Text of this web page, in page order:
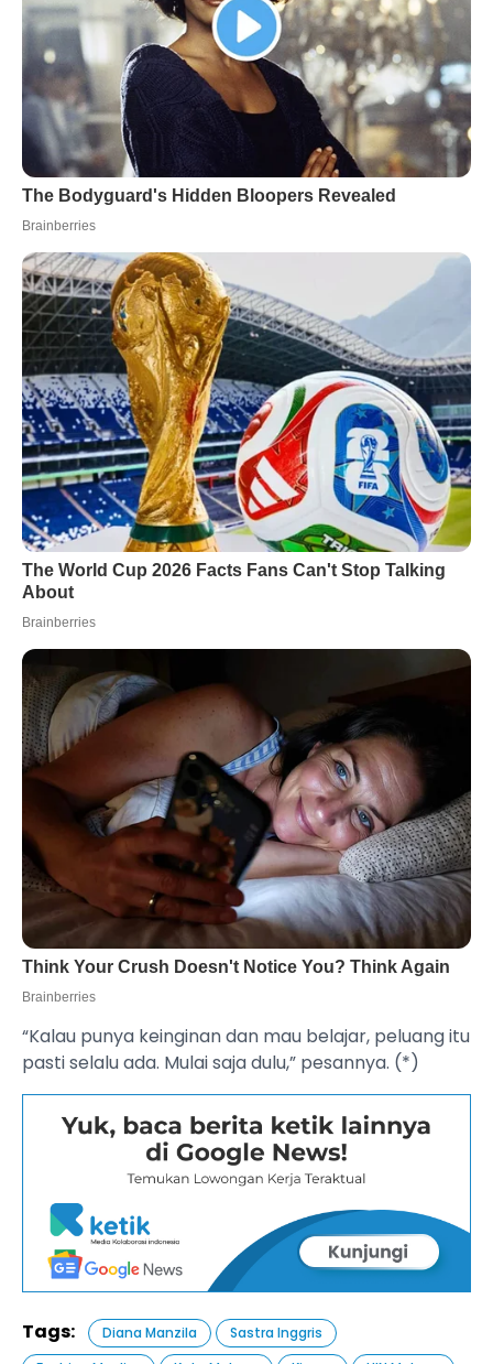
“Kalau punya keinginan dan mau belajar, peluang itu
pasti selalu ada. Mulai saja dulu,” pesannya. (*)
Tags: Diana Manzila
Sastra Inggris